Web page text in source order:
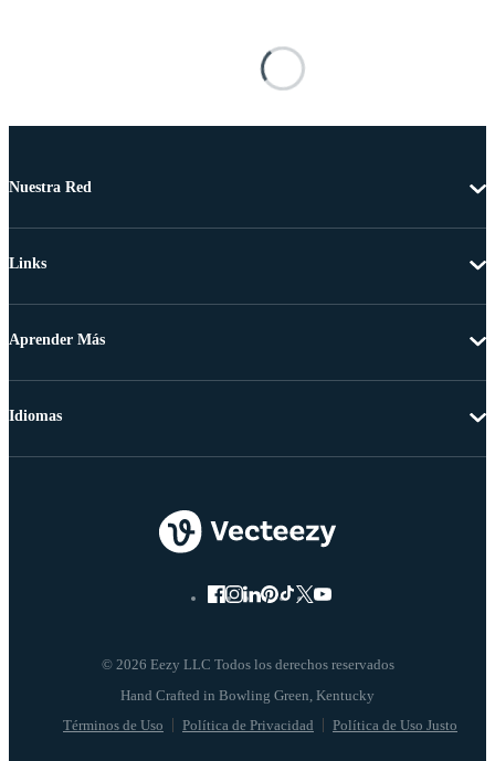
Nuestra Red
Links
Aprender Más
© 2026 Eezy LLC Todos los derechos reservados
Términos de Uso Política de Privacidad Política de Uso Justo
Idiomas